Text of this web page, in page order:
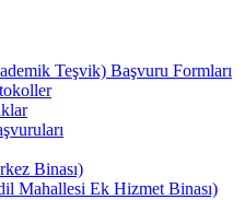
Teşvik) Başvuru Formları
Binası)
Mahallesi Ek Hizmet Binası)